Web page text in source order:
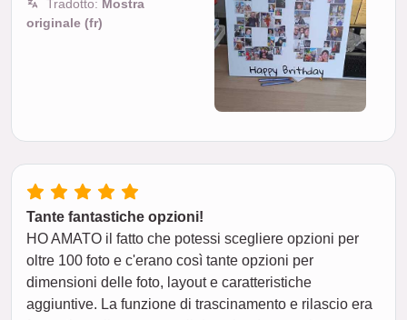
Tradotto: Mostra
originale (fr)
Tante fantastiche opzioni!
HO AMATO il fatto che potessi scegliere opzioni per
oltre 100 foto e c'erano così tante opzioni per
dimensioni delle foto, layout e caratteristiche
aggiuntive. La funzione di trascinamento e rilascio era